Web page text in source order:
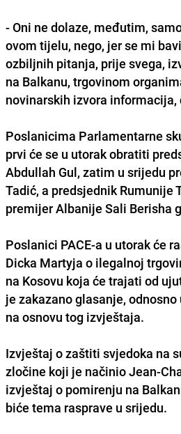
- Oni ne dolaze, međutim,
ovom tijelu, nego, jer se mi
ozbiljnih pitanja, prije svega,
na Balkanu, trgovinom
novinarskih izvora informacija,
Poslanicima Parlamentarne
prvi će se u utorak obratiti
Abdullah Gul, zatim u srijedu
Tadić, a predsjednik Rumunije
premijer Albanije Sali Berisha
Poslanici PACE-a u utorak će
Dicka Martyja o ilegalnoj
na Kosovu koja će trajati od
je zakazano glasanje,
na osnovu tog izvještaja.
Izvještaj o zaštiti svjedoka na
zločine koji je načinio Jean-
izvještaj o pomirenju na
biće tema rasprave u srijedu.